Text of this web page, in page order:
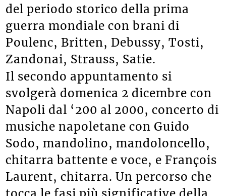
del periodo storico della prima
guerra mondiale con brani di
Poulenc, Britten, Debussy, Tosti,
Zandonai, Strauss, Satie.
Il secondo appuntamento si
svolgerà domenica 2 dicembre con
Napoli dal ‘200 al 2000, concerto di
musiche napoletane con Guido
Sodo, mandolino, mandoloncello,
chitarra battente e voce, e François
Laurent, chitarra. Un percorso che